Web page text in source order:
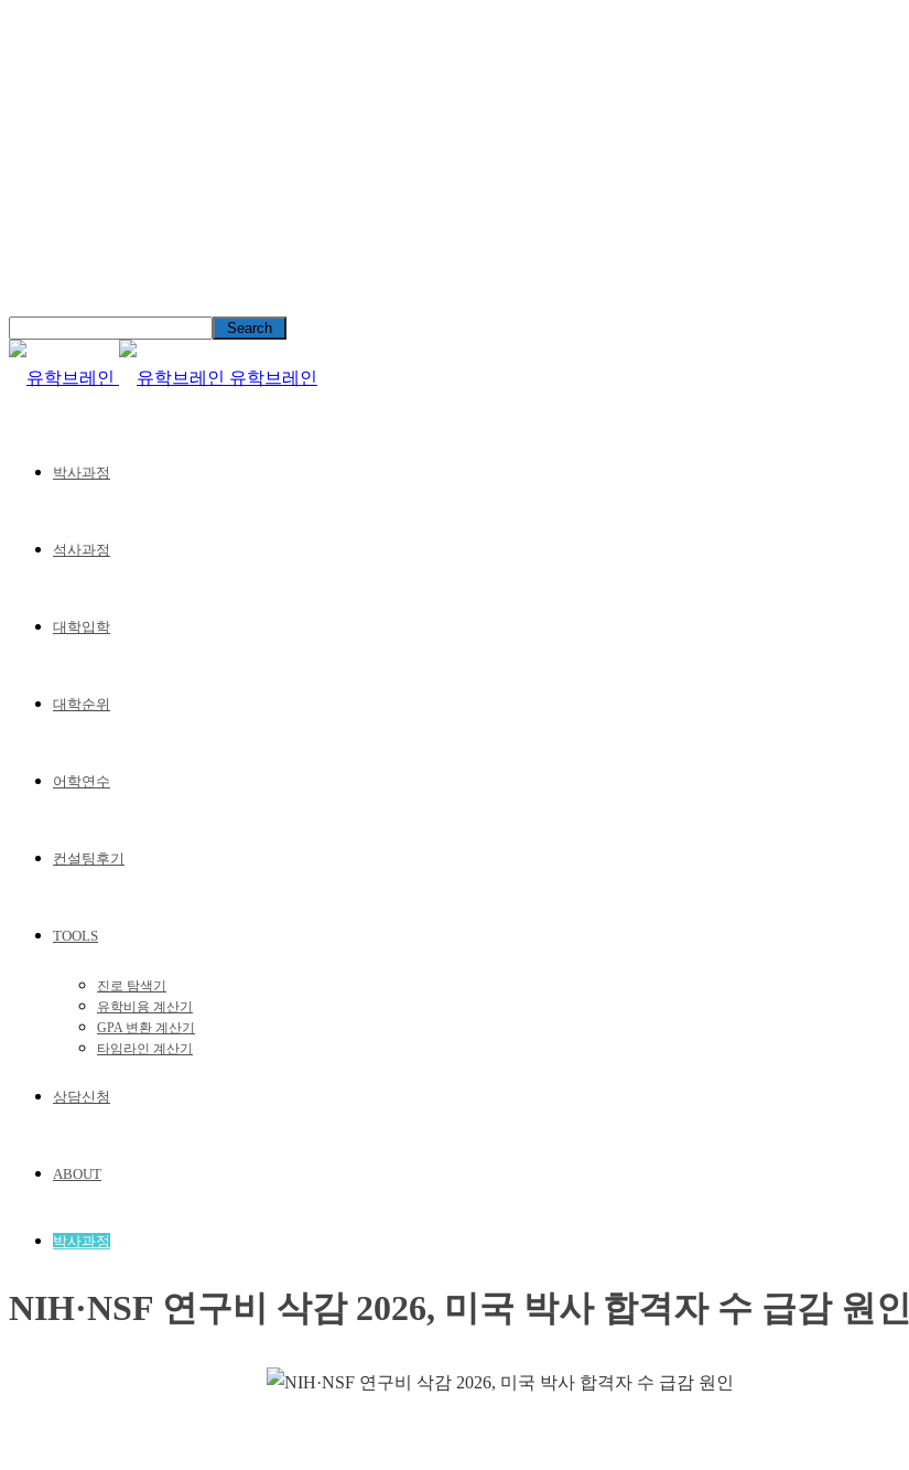
유학브레인
박사과정
석사과정
대학입학
대학순위
어학연수
컨설팅후기
TOOLS
진로 탐색기
유학비용 계산기
GPA 변환 계산기
타임라인 계산기
상담신청
ABOUT
박사과정
NIH·NSF 연구비 삭감 2026, 미국 박사 합격자 수 급감 원인